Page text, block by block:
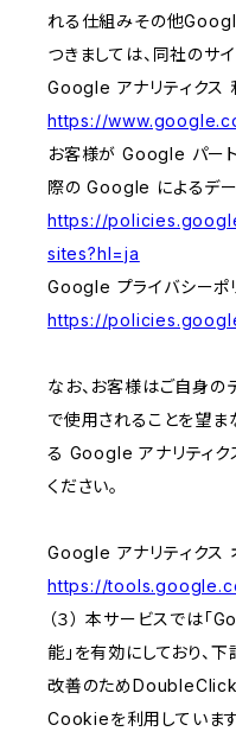
れる仕組みその他
つきましては、同社のサ
Google アナリティクス
https://
お客様が Google パー
際の Google によるデー
https://
sites?hl=ja
Google プライバシーポ
https://
なお、お客様はご自身
で使用されることを望
る Google アナリティク
ください。
Google アナリティクス
https://
（３） 本サービスでは
能」を有効にしており、
改善のため
Cookieを利用しています